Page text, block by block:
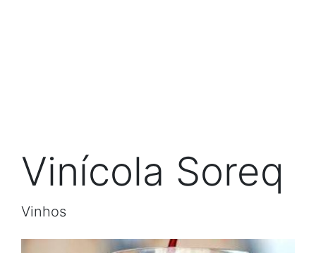
Vinícola Soreq
Vinhos